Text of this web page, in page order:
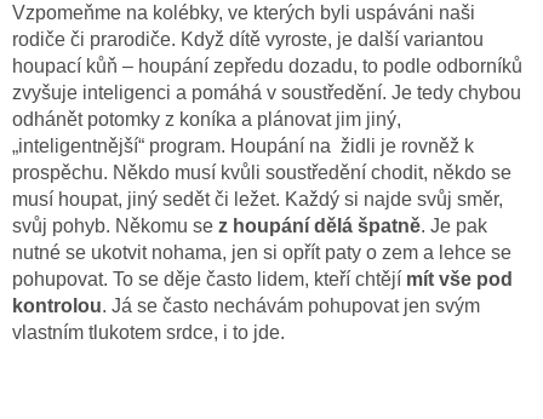
Vzpomeňme na kolébky, ve kterých byli uspáváni naši
rodiče či prarodiče. Když dítě vyroste, je další variantou
houpací kůň – houpání zepředu dozadu, to podle odborníků
zvyšuje inteligenci a pomáhá v soustředění. Je tedy chybou
odhánět potomky z koníka a plánovat jim jiný,
„inteligentnější“ program. Houpání na židli je rovněž k
prospěchu. Někdo musí kvůli soustředění chodit, někdo se
musí houpat, jiný sedět či ležet. Každý si najde svůj směr,
svůj pohyb. Někomu se z houpání dělá špatně. Je pak
nutné se ukotvit nohama, jen si opřít paty o zem a lehce se
pohupovat. To se děje často lidem, kteří chtějí mít vše pod
kontrolou. Já se často nechávám pohupovat jen svým
vlastním tlukotem srdce, i to jde.